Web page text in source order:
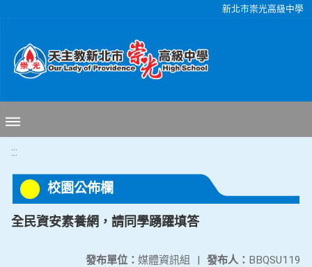
新北市崇光高級中學
:::
校園公佈欄
全民資安素養網，請同學踴躍填答
發布人： BBQSU119
發布單位： 媒體資訊組 |